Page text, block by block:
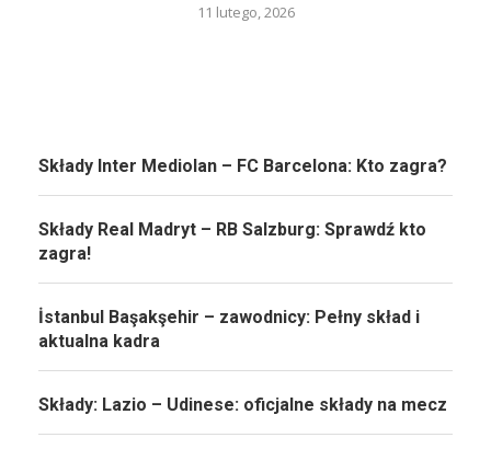
11 lutego, 2026
Składy Inter Mediolan – FC Barcelona: Kto zagra?
Składy Real Madryt – RB Salzburg: Sprawdź kto
zagra!
İstanbul Başakşehir – zawodnicy: Pełny skład i
aktualna kadra
Składy: Lazio – Udinese: oficjalne składy na mecz